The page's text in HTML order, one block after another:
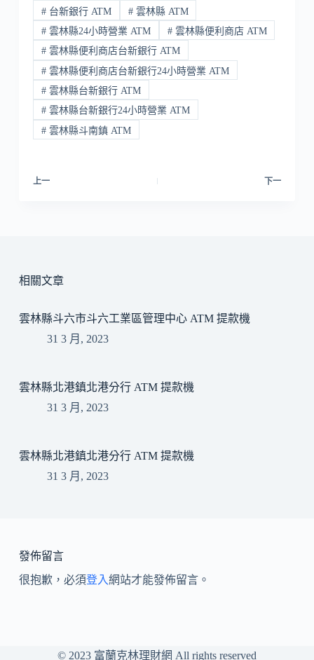
#台新銀行 ATM #雲林縣 ATM
#雲林縣24小時營業 ATM #雲林縣便利商店 ATM
#雲林縣便利商店台新銀行 ATM
#雲林縣便利商店台新銀行24小時營業 ATM
#雲林縣台新銀行 ATM
#雲林縣台新銀行24小時營業 ATM
#雲林縣斗南鎮 ATM
上一 下一
相關文章
雲林縣斗六市斗六工業區管理中心 ATM 提款機
31 3 月, 2023
雲林縣北港鎮北港分行 ATM 提款機
31 3 月, 2023
雲林縣北港鎮北港分行 ATM 提款機
31 3 月, 2023
發佈留言
很抱歉，必須登入網站才能發佈留言。
© 2023 富蘭克林理財網 All rights reserved